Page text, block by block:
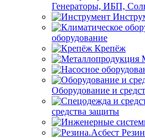
Генераторы, ИБП,
оборудование
Крепёж
Оборудование и
средства защиты